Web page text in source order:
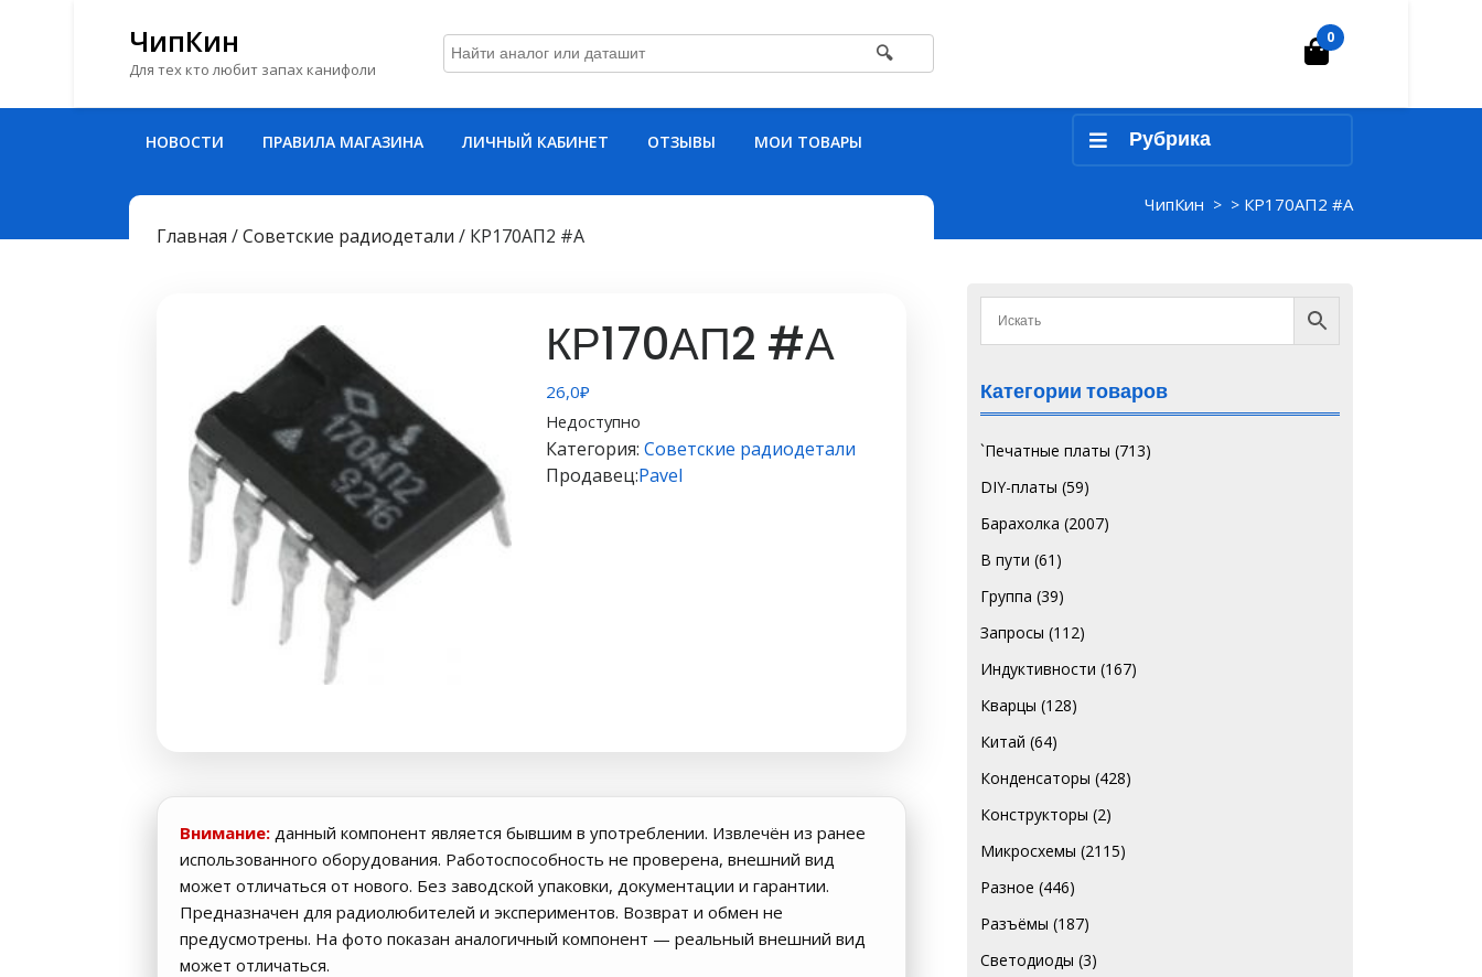
ЧипКин
Для тех кто любит запах канифоли
🔍 Корзина
0
НОВОСТИ ПРАВИЛА МАГАЗИНА ЛИЧНЫЙ КАБИНЕТ ОТЗЫВЫ МОИ ТОВАРЫ Рубрика
ЧипКин > > КР170АП2 #А
Главная /Советские радиодетали / КР170АП2 #А
КР170АП2 #А
26,0₽
Недоступно
Категория: Советские радиодетали
Продавец:Pavel
Внимание: данный компонент является бывшим в употреблении. Извлечён из ранее
использованного оборудования. Работоспособность не проверена, внешний вид
может отличаться от нового. Без заводской упаковки, документации и гарантии.
Предназначен для радиолюбителей и экспериментов. Возврат и обмен не
предусмотрены. На фото показан аналогичный компонент — реальный внешний вид
может отличаться.
Категории товаров
`Печатные платы (713)
DIY-платы (59)
Барахолка (2007)
В пути (61)
Группа (39)
Запросы (112)
Индуктивности (167)
Кварцы (128)
Китай (64)
Конденсаторы (428)
Конструкторы (2)
Микросхемы (2115)
Разное (446)
Разъёмы (187)
Светодиоды (3)